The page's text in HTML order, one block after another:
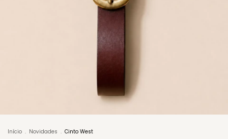
Início . Novidades . Cinto West